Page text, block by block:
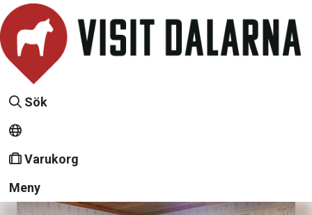
Sök
Varukorg
Meny